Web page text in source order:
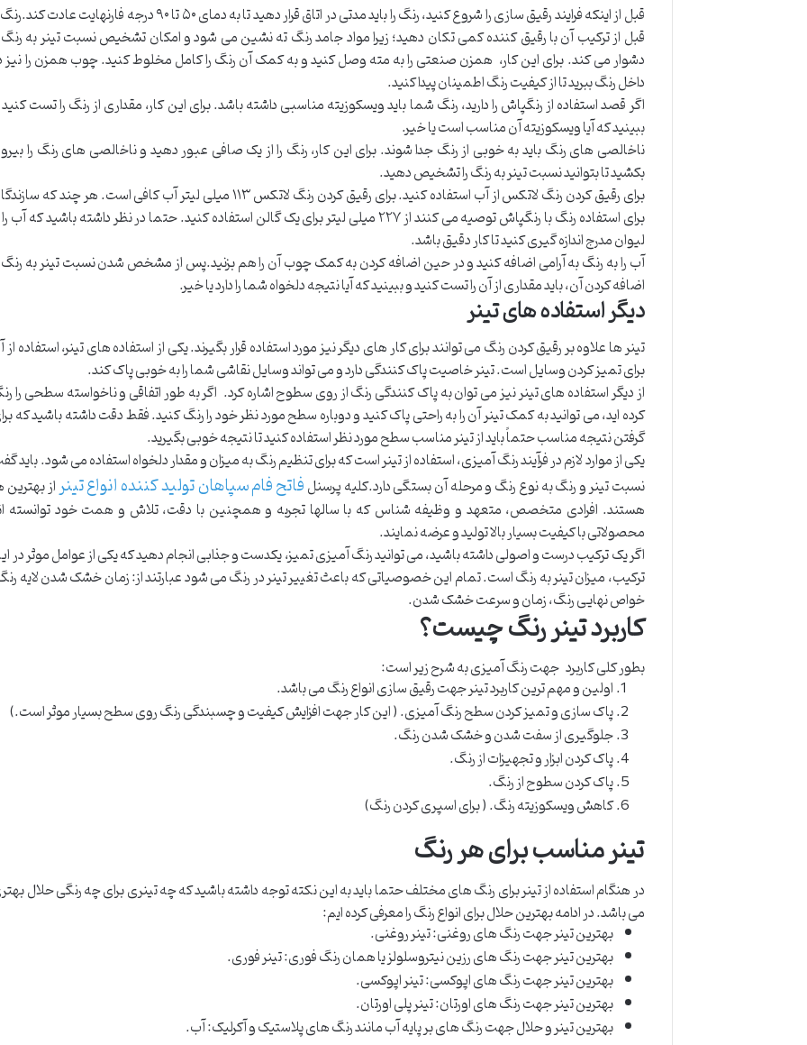
قبل از اینکه فرایند رقیق سازی را شروع کنید، رنگ را باید مدتی در اتاق قرار دهید تا به دمای ۵۰ تا ۹۰ درجه فارنهایت
قبل از ترکیب آن با رقیق کننده کمی تکان دهید؛ زیرا مواد جامد رنگ ته نشین می شود و امکان تشخیص نسبت تینر به رنگ
دشوار می کند. برای این کار، همزن صنعتی را به مته وصل کنید و به کمک آن رنگ را کامل مخلوط کنید. چوب همزن را نیز
داخل رنگ ببرید تا از کیفیت رنگ اطمینان پیدا کنید.
اگر قصد استفاده از رنگپاش را دارید، رنگ شما باید ویسکوزیته مناسبی داشته باشد. برای این کار، مقداری از رنگ را تست
ببینید که آیا ویسکوزیته آن مناسب است یا خیر.
ناخالصی های رنگ باید به خوبی از رنگ جدا شوند. برای این کار، رنگ را از یک صافی عبور دهید و ناخالصی های رنگ را
بکشید تا بتوانید نسبت تینر به رنگ را تشخیص دهید.
برای رقیق کردن رنگ لاتکس از آب استفاده کنید. برای رقیق کردن رنگ لاتکس ۱۱۳ میلی لیتر آب کافی است. هر چند که
برای استفاده رنگ با رنگپاش توصیه می کنند از ۲۲۷ میلی لیتر برای یک گالن استفاده کنید. حتما در نظر داشته باشید که آب
لیوان مدرج اندازه گیری کنید تا کار دقیق باشد.
آب را به رنگ به آرامی اضافه کنید و در حین اضافه کردن به کمک چوب آن را هم بزنید.پس از مشخص شدن نسبت تینر به
اضافه کردن آن، باید مقداری از آن را تست کنید و ببینید که آیا نتیجه دلخواه شما را دارد یا خیر.
دیگر استفاده های تینر
تینر ها علاوه بر رقیق کردن رنگ می توانند برای کار های دیگر نیز مورد استفاده قرار بگیرند. یکی از استفاده های تینر، استفاده از
برای تمیز کردن وسایل است. تینر خاصیت پاک کنندگی دارد و می تواند وسایل نقاشی شما را به خوبی پاک کند.
از دیگر استفاده های تینر نیز می توان به پاک کنندگی رنگ از روی سطوح اشاره کرد. اگر به طور اتفاقی و ناخواسته سطحی را
کرده اید، می توانید به کمک تینر آن را به راحتی پاک کنید و دوباره سطح مورد نظر خود را رنگ کنید. فقط دقت داشته باشید که
گرفتن نتیجه مناسب حتماً باید از تینر مناسب سطح مورد نظر استفاده کنید تا نتیجه خوبی بگیرید.
یکی از موارد لازم در فرآیند رنگ آمیزی، استفاده از تینر است که برای تنظیم رنگ به میزان و مقدار دلخواه استفاده می شود. باید
نسبت تینر و رنگ به نوع رنگ و مرحله آن بستگی دارد.کلیه پرسنلفاتح فام سپاهان تولید کننده انواع تینراز بهترین
هستند. افرادی متخصص، متعهد و وظیفه شناس که با سالها تجربه و همچنین با دقت، تلاش و همت خود توانسته
محصولاتی با کیفیت بسیار بالا تولید و عرضه نمایند.
اگر یک ترکیب درست و اصولی داشته باشید، می توانید رنگ آمیزی تمیز، یکدست و جذابی انجام دهید که یکی از عوامل موثر در
ترکیب، میزان تینر به رنگ است. تمام این خصوصیاتی که باعث تغییر تینر در رنگ می شود عبارتند از: زمان خشک شدن لایه
خواص نهایی رنگ، زمان و سرعت خشک شدن.
کاربرد تینر رنگ چیست؟
بطور کلی کاربرد جهت رنگ آمیزی به شرح زیر است:
اولین و مهم ترین کاربرد تینر جهت رقیق سازی انواع رنگ می باشد.
پاک سازی و تمیز کردن سطح رنگ آمیزی. ( این کار جهت افزایش کیفیت و چسبندگی رنگ روی سطح بسیار موثر است.)
جلوگیری از سفت شدن و خشک شدن رنگ.
پاک کردن ابزار و تجهیزات از رنگ.
پاک کردن سطوح از رنگ.
کاهش ویسکوزیته رنگ. ( برای اسپری کردن رنگ)
تینر مناسب برای هر رنگ
در هنگام استفاده از تینر برای رنگ های مختلف حتما باید به این نکته توجه داشته باشید که چه تینری برای چه رنگی حلال
می باشد. در ادامه بهترین حلال برای انواع رنگ را معرفی کرده ایم:
بهترین تینر جهت رنگ های روغنی: تینر روغنی.
بهترین تینر جهت رنگ های رزین نیتروسلولز یا همان رنگ فوری: تینر فوری.
بهترین تینر جهت رنگ های اپوکسی: تینر اپوکسی.
بهترین تینر جهت رنگ های اورتان: تینر پلی اورتان.
بهترین تینر و حلال جهت رنگ های بر پایه آب مانند رنگ های پلاستیک و آکرلیک: آب.